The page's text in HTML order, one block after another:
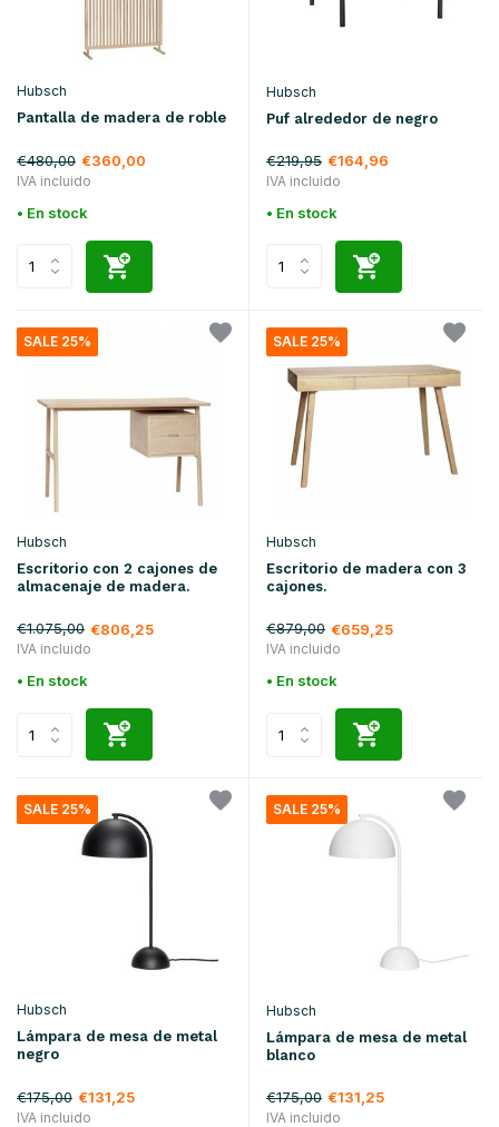
Hubsch
Pantalla de madera de roble
€480,00 €360,00
IVA incluido
• En stock
Hubsch
Puf alrededor de negro
€219,95 €164,96
IVA incluido
• En stock
SALE 25%
Hubsch
Escritorio con 2 cajones de
almacenaje de madera.
€1.075,00 €806,25
IVA incluido
• En stock
SALE 25%
Hubsch
Escritorio de madera con 3
cajones.
€879,00 €659,25
IVA incluido
• En stock
SALE 25%
Hubsch
Lámpara de mesa de metal
negro
€175,00 €131,25
IVA incluido
SALE 25%
Hubsch
Lámpara de mesa de metal
blanco
€175,00 €131,25
IVA incluido